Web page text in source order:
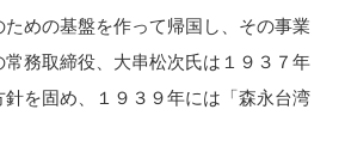
めの基盤を作って帰国し、その事業
常務取締役、大串松次氏は１９３７年
を固め、１９３９年には「森永台湾